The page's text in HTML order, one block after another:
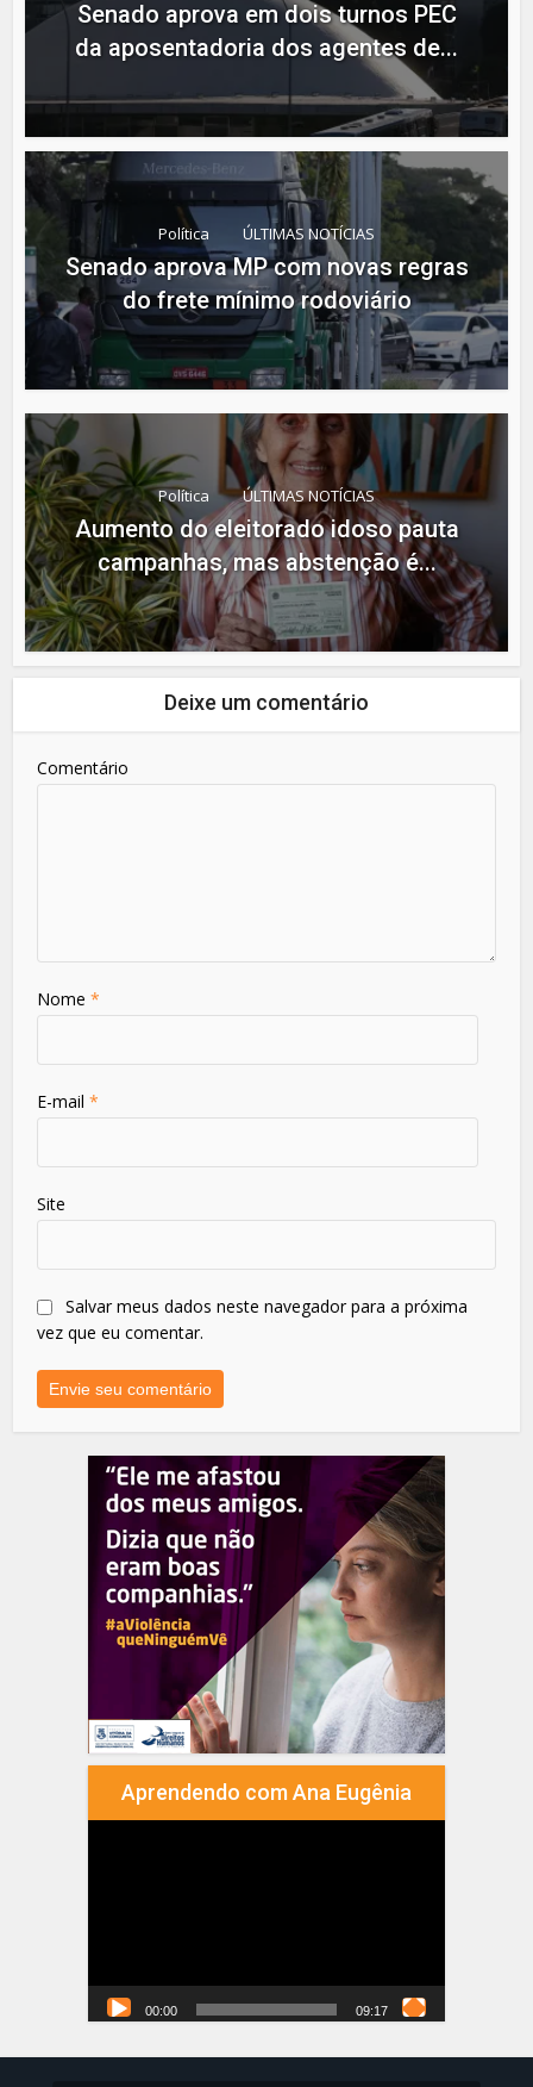
Senado aprova em dois turnos PEC
da aposentadoria dos agentes de...
Política ÚLTIMAS NOTÍCIAS
Senado aprova MP com novas regras
do frete mínimo rodoviário
Política ÚLTIMAS NOTÍCIAS
Aumento do eleitorado idoso pauta
campanhas, mas abstenção é...
Deixe um comentário
Comentário
Nome*
E-mail*
Site
Salvar meus dados neste navegador para a próxima
vez que eu comentar.
Aprendendo com Ana Eugênia
00:00 09:17